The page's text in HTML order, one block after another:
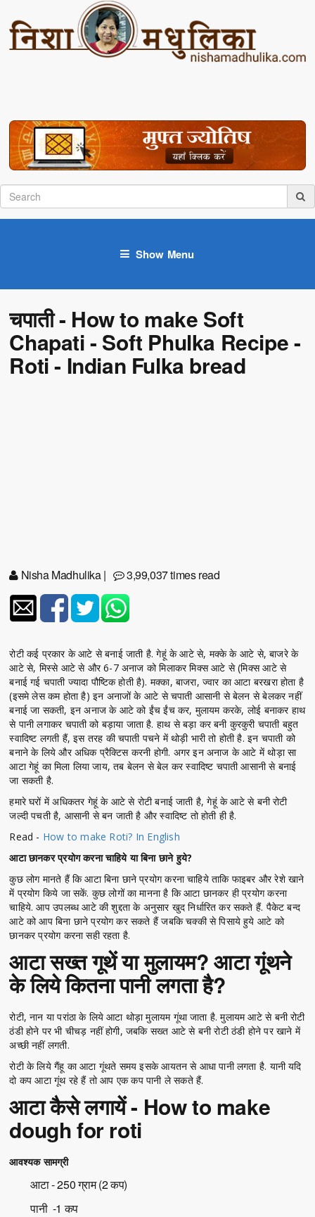
Show Menu
चपाती - How to make Soft
Chapati - Soft Phulka Recipe -
Roti - Indian Fulka bread
Nisha Madhulika| 3,99,037 times read
रोटी कई प्रकार के आटे से बनाई जाती है. गेहूं के आटे से, मक्के के आटे से, बाजरे के
आटे से, मिस्से आटे से और 6-7 अनाज को मिलाकर मिक्स आटे से (मिक्स आटे से
बनाई गई चपाती ज्यादा पौष्टिक होती है). मक्का, बाजरा, ज्वार का आटा बरखरा होता है
(इसमे लेस कम होता है) इन अनाजों के आटे से चपाती आसानी से बेलन से बेलकर नहीं
बनाई जा सकती, इन अनाज के आटे को ईंच ईंच कर, मुलायम करके, लोई बनाकर हाथ
से पानी लगाकर चपाती को बड़ाया जाता है. हाथ से बड़ा कर बनी कुरकुरी चपाती बहुत
स्वादिष्ट लगती हैं, इस तरह की चपाती पचने में थोड़ी भारी तो होती है. इन चपाती को
बनाने के लिये और अधिक प्रैक्टिस करनी होगी. अगर इन अनाज के आटे में थोड़ा सा
आटा गेहूं का मिला लिया जाय, तब बेलन से बेल कर स्वादिष्ट चपाती आसानी से बनाई
जा सकती है.
हमारे घरों में अधिकतर गेहूं के आटे से रोटी बनाई जाती है, गेहूं के आटे से बनी रोटी
जल्दी पचती है, आसानी से बन जाती है और स्वादिष्ट तो होती ही है.
Read - How to make Roti? In English
आटा छानकर प्रयोग करना चाहिये या बिना छाने हुये?
कुछ लोग मानते हैं कि आटा बिना छाने प्रयोग करना चाहिये ताकि फाइबर और रेशे खाने
में प्रयोग किये जा सकें. कुछ लोगों का मानना है कि आटा छानकर ही प्रयोग करना
चाहिये. आप उपलब्ध आटे की शुद्दता के अनुसार खुद निर्धारित कर सकते हैं. पैकेट बन्द
आटे को आप बिना छाने प्रयोग कर सकते हैं जबकि चक्की से पिसाये हुये आटे को
छानकर प्रयोग करना सही रहता है.
आटा सख्त गूथें या मुलायम? आटा गूंथने
के लिये कितना पानी लगता है?
रोटी, नान या परांठा के लिये आटा थोड़ा मुलायम गूंथा जाता है. मुलायम आटे से बनी रोटी
ठंडी होने पर भी चीचड़ नहीं होगी, जबकि सख्त आटे से बनी रोटी ठंडी होने पर खाने में
अच्छी नहीं लगती.
रोटी के लिये गैंहू का आटा गूंथते समय इसके आयतन से आधा पानी लगता है. यानी यदि
दो कप आटा गूंथ रहे हैं तो आप एक कप पानी ले सकते हैं.
आटा कैसे लगायें - How to make
dough for roti
आवश्यक सामग्री
आटा - 250 ग्राम (2 कप)
पानी -1 कप